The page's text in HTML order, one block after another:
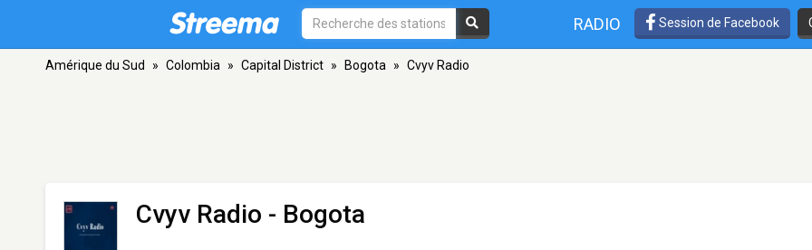
RADIO Session de Facebook
Amérique du Sud » Colombia » Capital District » Bogota » Cvyv Radio
Cvyv Radio - Bogota